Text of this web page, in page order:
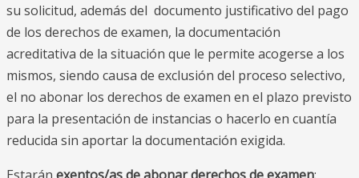
su solicitud, además del documento justificativo del pago
de los derechos de examen, la documentación
acreditativa de la situación que le permite acogerse a los
mismos, siendo causa de exclusión del proceso selectivo,
el no abonar los derechos de examen en el plazo previsto
para la presentación de instancias o hacerlo en cuantía
reducida sin aportar la documentación exigida.